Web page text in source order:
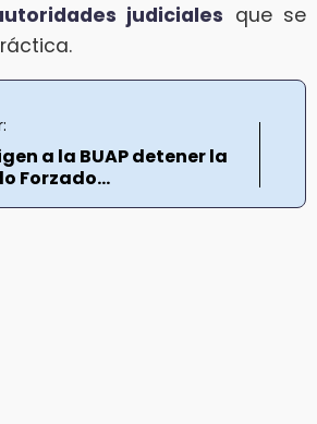
judiciales que se
a la BUAP detener la
Forzado...